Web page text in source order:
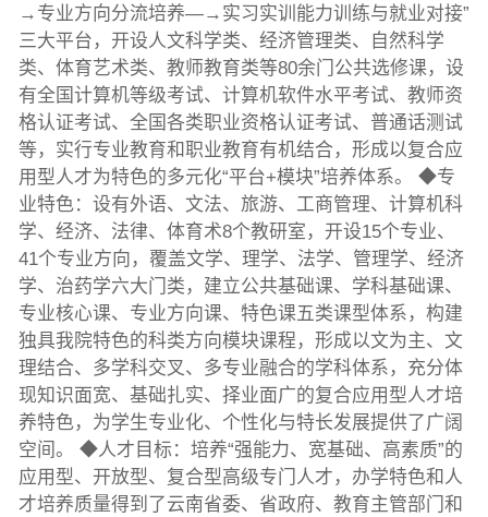
→专业方向分流培养—→实习实训能力训练与就业对接”
三大平台，开设人文科学类、经济管理类、自然科学
类、体育艺术类、教师教育类等80余门公共选修课，设
有全国计算机等级考试、计算机软件水平考试、教师资
格认证考试、全国各类职业资格认证考试、普通话测试
等，实行专业教育和职业教育有机结合，形成以复合应
用型人才为特色的多元化“平台+模块”培养体系。 ◆专
业特色：设有外语、文法、旅游、工商管理、计算机科
学、经济、法律、体育术8个教研室，开设15个专业、
41个专业方向，覆盖文学、理学、法学、管理学、经济
学、治药学六大门类，建立公共基础课、学科基础课、
专业核心课、专业方向课、特色课五类课型体系，构建
独具我院特色的科类方向模块课程，形成以文为主、文
理结合、多学科交叉、多专业融合的学科体系，充分体
现知识面宽、基础扎实、择业面广的复合应用型人才培
养特色，为学生专业化、个性化与特长发展提供了广阔
空间。 ◆人才目标：培养“强能力、宽基础、高素质”的
应用型、开放型、复合型高级专门人才，办学特色和人
才培养质量得到了云南省委、省政府、教育主管部门和